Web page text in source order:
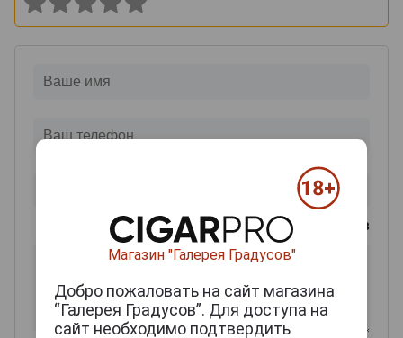
0из 2000 знаков
Магазин "Галерея Градусов"
Добро пожаловать на сайт магазина
“Галерея Градусов”. Для доступа на
сайт необходимо подтвердить